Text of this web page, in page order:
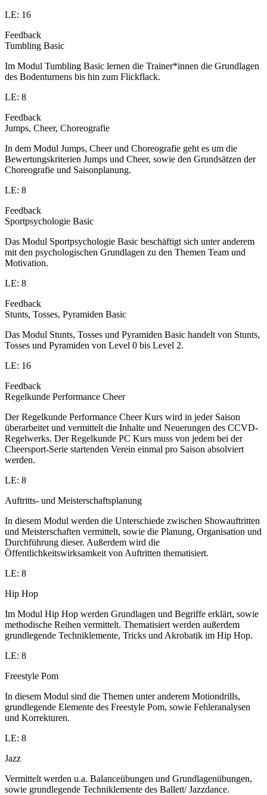
LE: 16
Feedback
Tumbling Basic
Im Modul Tumbling Basic lernen die Trainer*innen die Grundlagen
des Bodenturnens bis hin zum Flickflack.
LE: 8
Feedback
Jumps, Cheer, Choreografie
In dem Modul Jumps, Cheer und Choreografie geht es um die
Bewertungskriterien Jumps und Cheer, sowie den Grundsätzen der
Choreografie und Saisonplanung.
LE: 8
Feedback
Sportpsychologie Basic
Das Modul Sportpsychologie Basic beschäftigt sich unter anderem
mit den psychologischen Grundlagen zu den Themen Team und
Motivation.
LE: 8
Feedback
Stunts, Tosses, Pyramiden Basic
Das Modul Stunts, Tosses und Pyramiden Basic handelt von Stunts,
Tosses und Pyramiden von Level 0 bis Level 2.
LE: 16
Feedback
Regelkunde Performance Cheer
Der Regelkunde Performance Cheer Kurs wird in jeder Saison
überarbeitet und vermittelt die Inhalte und Neuerungen des CCVD-
Regelwerks. Der Regelkunde PC Kurs muss von jedem bei der
Cheersport-Serie startenden Verein einmal pro Saison absolviert
werden.
LE: 8
Auftritts- und Meisterschaftsplanung
In diesem Modul werden die Unterschiede zwischen Showauftritten
und Meisterschaften vermittelt, sowie die Planung, Organisation und
Durchführung dieser. Außerdem wird die
Öffentlichkeitswirksamkeit von Auftritten thematisiert.
LE: 8
Hip Hop
Im Modul Hip Hop werden Grundlagen und Begriffe erklärt, sowie
methodische Reihen vermittelt. Thematisiert werden außerdem
grundlegende Techniklemente, Tricks und Akrobatik im Hip Hop.
LE: 8
Freestyle Pom
In diesem Modul sind die Themen unter anderem Motiondrills,
grundlegende Elemente des Freestyle Pom, sowie Fehleranalysen
und Korrekturen.
LE: 8
Jazz
Vermittelt werden u.a. Balanceübungen und Grundlagenübungen,
sowie grundlegende Techniklemente des Ballett/ Jazzdance.